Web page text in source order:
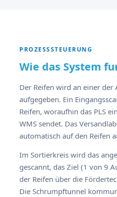
PROZESSSTEUERUNG
Wie das System
Der Reifen wird an einer der
aufgegeben. Ein
Reifen, woraufhin das PLS
WMS sendet. Das
automatisch auf den Reifen
Im Sortierkreis wird das
gescannt, das Ziel (1 von 9
der Reifen über die
Die Schrumpftunnel